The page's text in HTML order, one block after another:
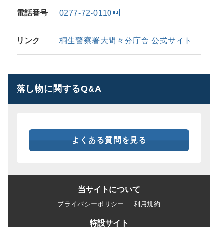
電話番号 0277-72-0110
リンク 桐生警察署大間々分庁舎 公式サイト
落し物に関するQ&A
よくある質問を見る
当サイトについて
プライバシーポリシー 利用規約
特設サイト